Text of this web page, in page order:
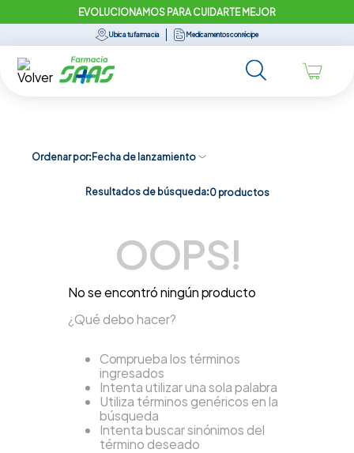
EVOLUCIONAMOS PARA CUIDARTE MEJOR
Ubica tu farmacia Medicamentos con récipe
Ordenar por Fecha de lanzamiento
Resultados de búsqueda:0 productos
OOPS!
No se encontró ningún producto
¿Qué debo hacer?
Comprueba los términos
ingresados
Intenta utilizar una sola palabra
Utiliza términos genéricos en la
búsqueda
Intenta buscar sinónimos del
término deseado